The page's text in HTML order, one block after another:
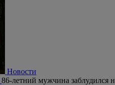
Новости
86-летний мужчина заблудился